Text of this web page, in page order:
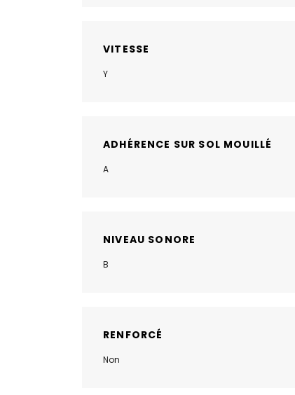
VITESSE
Y
ADHÉRENCE SUR SOL MOUILLÉ
A
NIVEAU SONORE
B
RENFORCÉ
Non